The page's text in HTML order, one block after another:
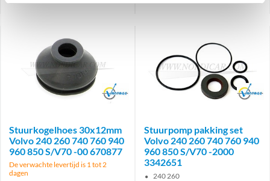
Brand
Stuurkogelhoes 30x12mm
Volvo 240 260 740 760 940
960 850 S/V70 -00 670877
De verwachte levertijd is 1 tot 2
dagen
Brand
Stuurpomp pakking set
Volvo 240 260 740 760 940
960 850 S/V70 -2000
3342651
240 260